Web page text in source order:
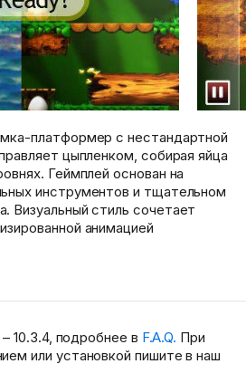
платформер с нестандартной
цыпленком, собирая яйца
Геймплей основан на
инструментов и тщательном
Визуальный стиль сочетает
анимацией
10.3.4, подробнее в F.A.Q. При
или установкой пишите в наш